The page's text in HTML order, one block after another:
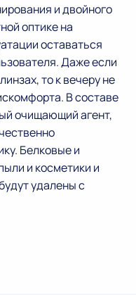
и двойного
оптике на
оставаться
Даже если
то к вечеру не
В составе
очищающий агент,
Белковые и
и косметики и
удалены с